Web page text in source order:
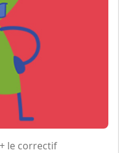
le correctif